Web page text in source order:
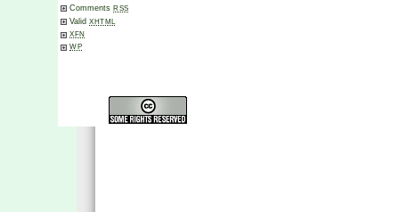
Comments RSS
Valid XHTML
XFN
WP